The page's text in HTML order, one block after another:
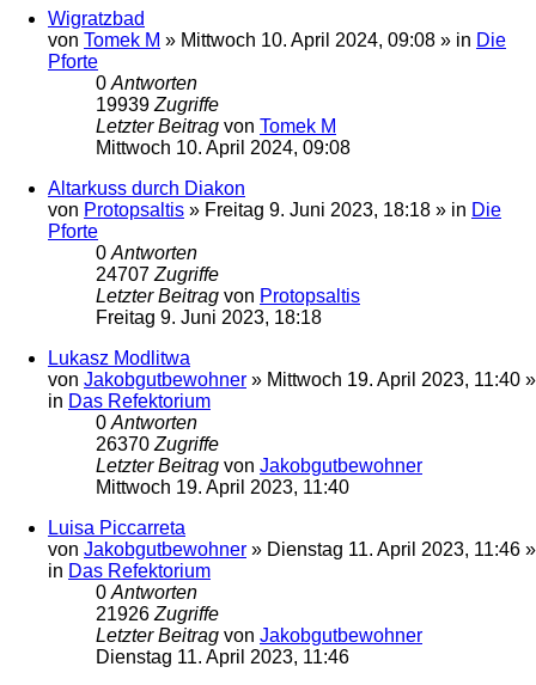
Wigratzbad
von Tomek M » Mittwoch 10. April 2024, 09:08 » in Die
Pforte
0 Antworten
19939 Zugriffe
Letzter Beitrag von Tomek M
Mittwoch 10. April 2024, 09:08
Altarkuss durch Diakon
von Protopsaltis » Freitag 9. Juni 2023, 18:18 » in Die
Pforte
0 Antworten
24707 Zugriffe
Letzter Beitrag von Protopsaltis
Freitag 9. Juni 2023, 18:18
Lukasz Modlitwa
von Jakobgutbewohner » Mittwoch 19. April 2023, 11:40 »
in Das Refektorium
0 Antworten
26370 Zugriffe
Letzter Beitrag von Jakobgutbewohner
Mittwoch 19. April 2023, 11:40
Luisa Piccarreta
von Jakobgutbewohner » Dienstag 11. April 2023, 11:46 »
in Das Refektorium
0 Antworten
21926 Zugriffe
Letzter Beitrag von Jakobgutbewohner
Dienstag 11. April 2023, 11:46